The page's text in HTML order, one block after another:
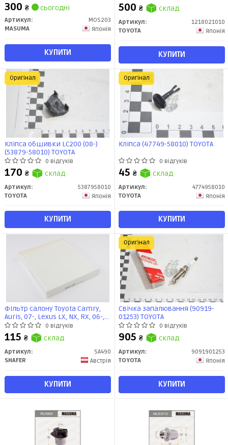
300 ₴ сьогодні
Артикул:
MOS203
MASUMA
Японія
КУПИТИ
500 ₴ склад
Артикул:
1218021010
TOYOTA
Японія
КУПИТИ
Кліпса обшивки LC200 (08-)
(53879-58010) TOYOTA
0 відгуків
170 ₴ склад
Артикул:
5387958010
TOYOTA
Японія
КУПИТИ
Оригінал
Кліпса (47749-58010) TOYOTA
0 відгуків
45 ₴ склад
Артикул:
4774958010
TOYOTA
Японія
КУПИТИ
Оригінал
Фільтр салону Toyota Camry,
Auris, 07-, Lexus LX, NX, RX, 06-,
LR RR IV, Velar, 14- (SA490)
SHAFER
0 відгуків
115 ₴ склад
Артикул:
SA490
SHAFER
Австрія
КУПИТИ
Свічка запалювання (90919-
01253) TOYOTA
0 відгуків
905 ₴ склад
Артикул:
9091901253
TOYOTA
Японія
КУПИТИ
Оригінал